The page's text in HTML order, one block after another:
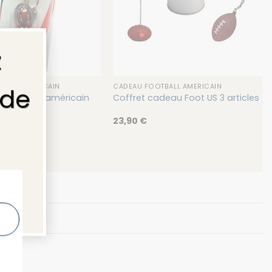
AMÉRICAIN
Foot américain
CADEAU FOOTBALL AMÉRICAIN
Coffret cadeau Foot US 3 articles
23,90 €